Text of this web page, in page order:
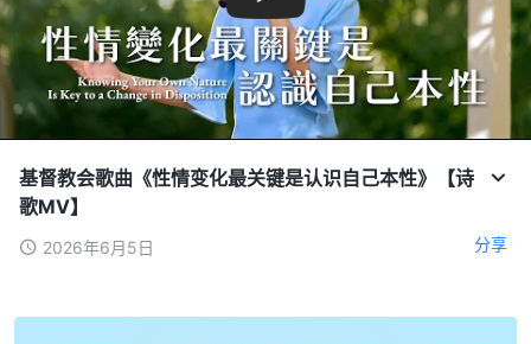
基督教会歌曲《性情变化最关键是认识自己本性》【诗
歌MV】
2026年6月5日 分享